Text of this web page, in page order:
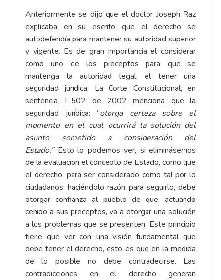
Anteriormente se dijo que el doctor Joseph Raz
explicaba en su escrito que el derecho se
autodefendía para mantener su autoridad superior
y vigente. Es de gran importancia el considerar
como uno de los preceptos para que se
mantenga la autoridad legal, el tener una
seguridad jurídica. La Corte Constitucional, en
sentencia T-502 de 2002 menciona que la
seguridad jurídica: “otorga certeza sobre
el
momento en el cual ocurrirá la solución del
asunto sometido a consideración del
Estado.” Esto lo podemos ver, si eliminásemos
de la evaluación el concepto de Estado, como que
el derecho, para ser considerado como tal por lo
ciudadanos, haciéndolo razón para seguirlo, debe
otorgar confianza al pueblo de que, actuando
ceñido a sus preceptos, va a otorgar una solución
a los problemas que se presenten. Este principio
tiene que ver con una visión fundamental que
debe tener el derecho, esto es que en la medida
de lo posible no debe contradecirse. Las
contradicciones en el derecho generan